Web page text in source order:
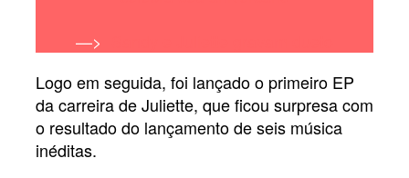
—>
Logo em seguida, foi lançado o primeiro EP
da carreira de Juliette, que ficou surpresa com
o resultado do lançamento de seis música
inéditas.